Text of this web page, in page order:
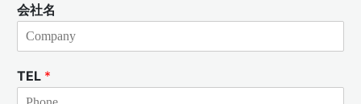
会社名
TEL *